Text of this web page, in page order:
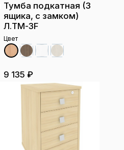
Тумба подкатная (3
ящика, с замком)
Л.ТМ-3F
Цвет
9 135 ₽